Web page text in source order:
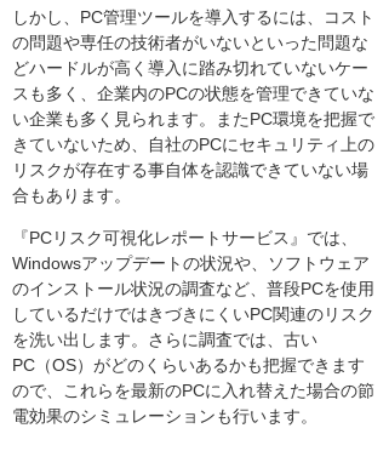
しかし、PC管理ツールを導入するには、コスト
の問題や専任の技術者がいないといった問題な
どハードルが高く導入に踏み切れていないケー
スも多く、企業内のPCの状態を管理できていな
い企業も多く見られます。またPC環境を把握で
きていないため、自社のPCにセキュリティ上の
リスクが存在する事自体を認識できていない場
合もあります。
『PCリスク可視化レポートサービス』では、
Windowsアップデートの状況や、ソフトウェア
のインストール状況の調査など、普段PCを使用
しているだけではきづきにくいPC関連のリスク
を洗い出します。さらに調査では、古い
PC（OS）がどのくらいあるかも把握できます
ので、これらを最新のPCに入れ替えた場合の節
電効果のシミュレーションも行います。